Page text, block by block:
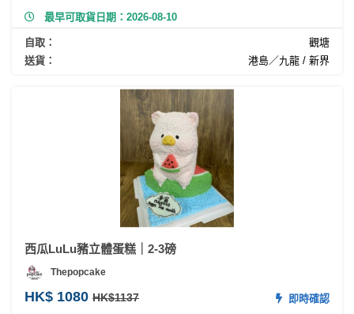
最早可取貨日期：2026-08-10
自取：
觀塘
送貨：
港島／九龍 / 新界
西瓜LuLu豬立體蛋糕｜2-3磅
Thepopcake
HK$ 1080 HK$1137 即時確認